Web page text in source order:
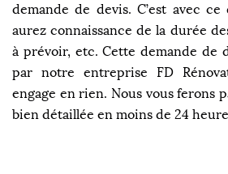
demande de devis. C’est avec
aurez connaissance de la durée
à prévoir, etc. Cette demande de
par notre entreprise FD
engage en rien. Nous vous ferons
bien détaillée en moins de 24